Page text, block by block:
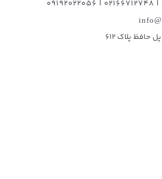
پلاک ۶۱۲